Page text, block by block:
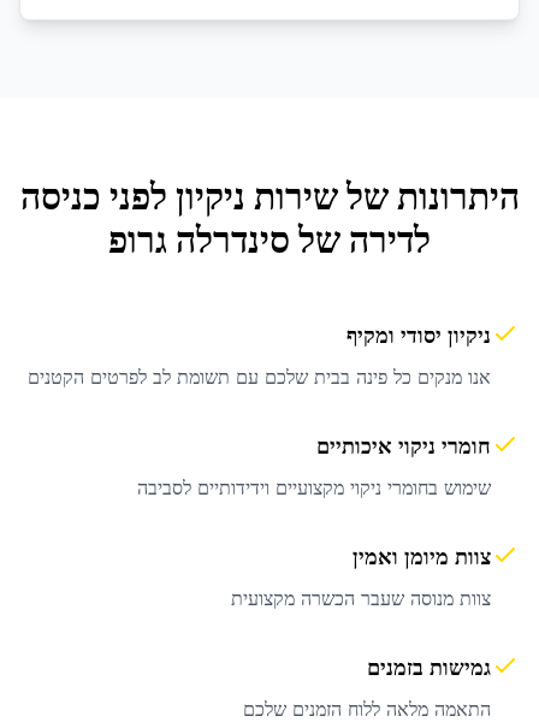
היתרונות של שירות ניקיון לפני כניסה
לדירה של סינדרלה גרופ
ניקיון יסודי ומקיף
אנו מנקים כל פינה בבית שלכם עם תשומת לב לפרטים הקטנים
חומרי ניקוי איכותיים
שימוש בחומרי ניקוי מקצועיים וידידותיים לסביבה
צוות מיומן ואמין
צוות מנוסה שעבר הכשרה מקצועית
גמישות בזמנים
התאמה מלאה ללוח הזמנים שלכם